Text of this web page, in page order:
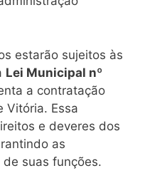
estarão sujeitos às
Lei Municipal nº
a contratação
Vitória. Essa
e deveres dos
as
suas funções.